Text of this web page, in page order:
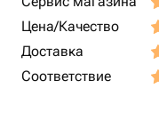
Цена/Качество
Доставка
Соответствие